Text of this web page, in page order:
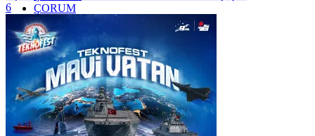
ÇORUM
İSTANBUL
İZMİR
ŞANLIURFA
ŞIRNAK
6